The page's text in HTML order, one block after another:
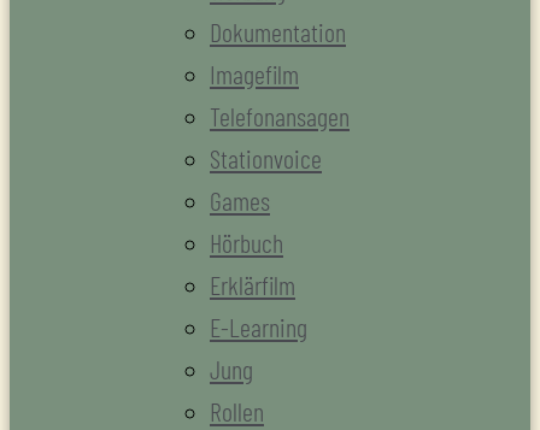
Dokumentation
Imagefilm
Telefonansagen
Stationvoice
Games
Hörbuch
Erklärfilm
E-Learning
Jung
Rollen